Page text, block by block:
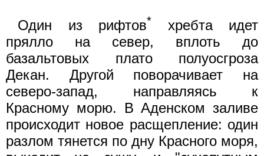
Один из рифтов*
хребта идет
прялло на север, вплоть до
базальтовых плато полуосгроза
Декан. Другой поворачивает на
северо-запад, направляясь к
Красному морю. В Аденском заливе
происходит новое расщепление: один
разлом тянется по дну Красного моря,